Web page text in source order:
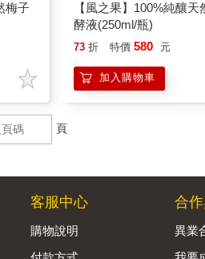
梅子
【風之果】100%純釀天
酵液(250ml/瓶)
73 折 特價 580 元
加入購物車
頁
客服中心
購物說明
合
異業